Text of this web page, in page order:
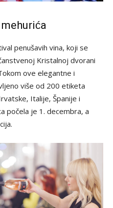
penušavih vina, koji se
Kristalnoj dvorani
ove elegantne i
više od 200 etiketa
Italije, Španije i
počela je 1. decembra, a